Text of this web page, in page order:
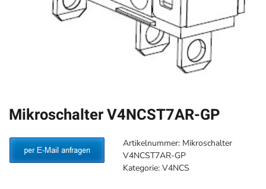
Mikroschalter V4NCST7AR-GP
Artikelnummer: Mikroschalter
V4NCST7AR-GP
Kategorie: V4NCS